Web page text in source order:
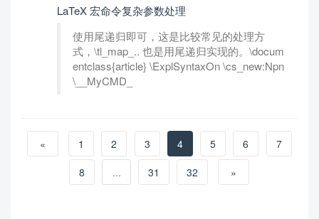
LaTeX 宏命令复杂参数处理
使用尾递归即可，这是比较常见的处理方
式，\tl_map_.. 也是用尾递归实现的。\docum
entclass{article} \ExplSyntaxOn \cs_new:Npn
\__MyCMD_
« 1 2 3 4 5 6
7
8
... 31 32 »